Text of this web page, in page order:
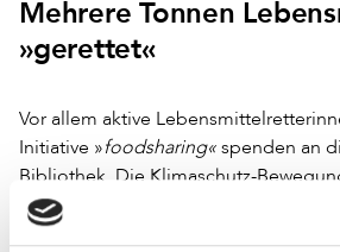
Mehrere Tonnen
»gerettet«
Vor allem aktive
Initiative »foodsharing« spenden an
Bibliothek. Die Klimaschutz-
über eine Online-Plattform
kleinen Teams bei Supermärkten,